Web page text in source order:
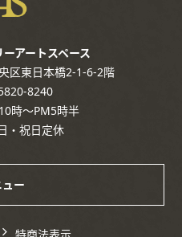
アートスペース
区東日本橋2-1-6-2階
8240
時～PM5時半
・祝日定休
ー